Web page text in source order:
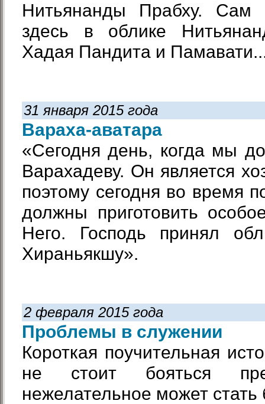
Нитьянанды Прабху. Сам
здесь в облике
Хадая Пандита и
31 января 2015 года
Вараха-аватара
«Сегодня день, когда мы
Варахадеву. Он является
поэтому сегодня во время
должны приготовить
Него. Господь принял
Хираньякшу».
2 февраля 2015 года
Проблемы в служении
Короткая поучительная
не стоит бояться
нежелательное может